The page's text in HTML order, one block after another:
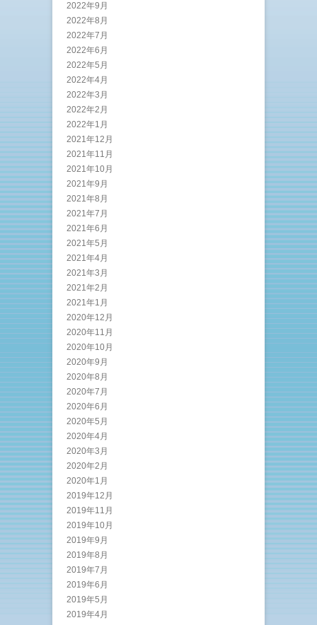
2022年9月
2022年8月
2022年7月
2022年6月
2022年5月
2022年4月
2022年3月
2022年2月
2022年1月
2021年12月
2021年11月
2021年10月
2021年9月
2021年8月
2021年7月
2021年6月
2021年5月
2021年4月
2021年3月
2021年2月
2021年1月
2020年12月
2020年11月
2020年10月
2020年9月
2020年8月
2020年7月
2020年6月
2020年5月
2020年4月
2020年3月
2020年2月
2020年1月
2019年12月
2019年11月
2019年10月
2019年9月
2019年8月
2019年7月
2019年6月
2019年5月
2019年4月